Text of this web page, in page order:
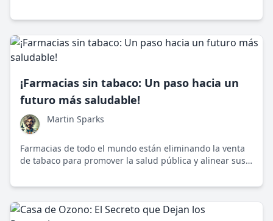
esperanzador.
¡Farmacias sin tabaco: Un paso hacia un
futuro más saludable!
Martin Sparks
Farmacias de todo el mundo están eliminando la venta
de tabaco para promover la salud pública y alinear sus